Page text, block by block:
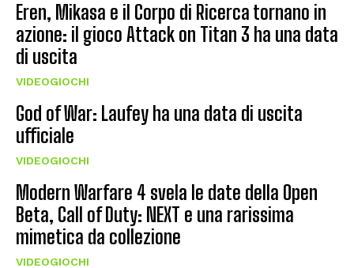
Eren, Mikasa e il Corpo di Ricerca tornano in
azione: il gioco Attack on Titan 3 ha una data
di uscita
VIDEOGIOCHI
God of War: Laufey ha una data di uscita
ufficiale
VIDEOGIOCHI
Modern Warfare 4 svela le date della Open
Beta, Call of Duty: NEXT e una rarissima
mimetica da collezione
VIDEOGIOCHI